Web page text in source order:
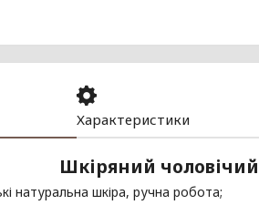
Характеристики
Шкіряний
натуральна шкіра, ручна робота;